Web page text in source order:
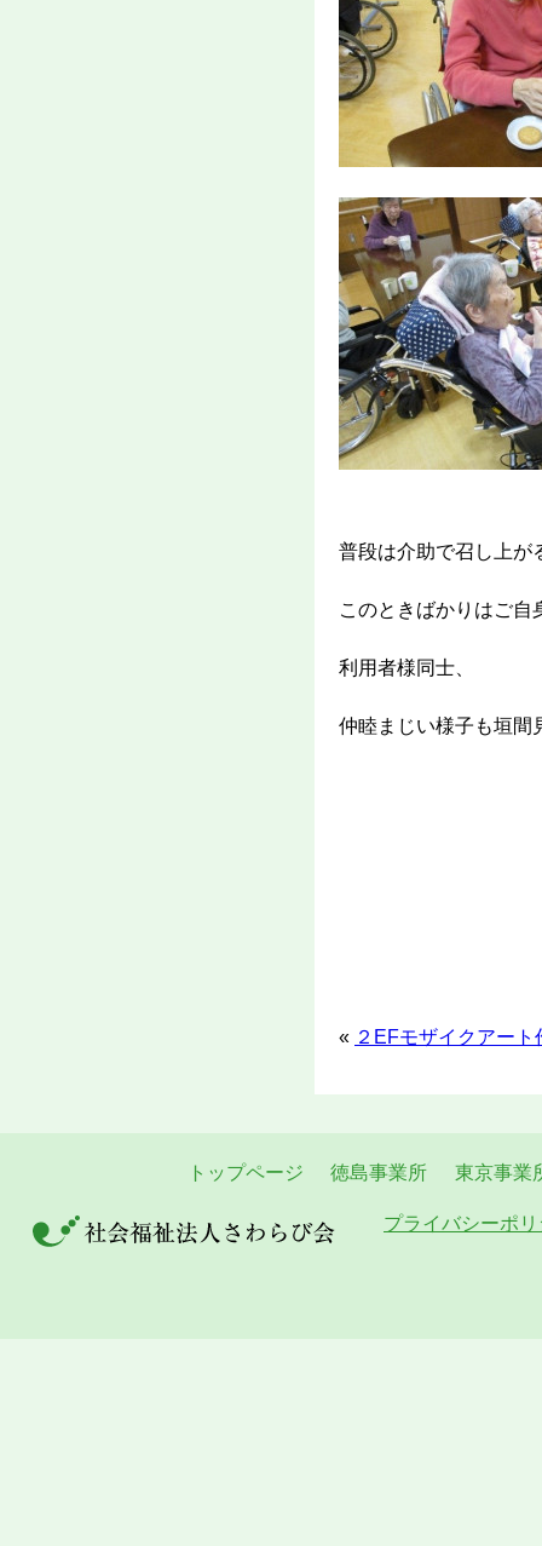
普段は介助で召し上が
このときばかりはご自
利用者様同士、
仲睦まじい様子も垣間
« ２EFモザイクアー
トップページ 徳島事業所 東京事業
プライバシーポ